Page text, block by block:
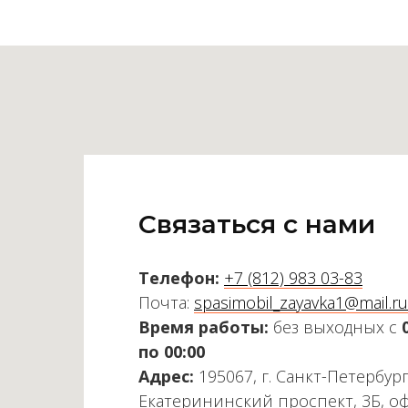
Связаться с нами
Телефон: +7 (812) 983 03-83
Почта: spasimobil_zayavka1@mail.ru
Время работы: без выходных с
по 00:00
Адрес: 195067, г. Санкт-
Екатерининский проспект, 3Б,